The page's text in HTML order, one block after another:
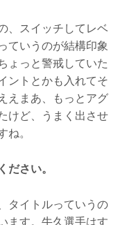
、スイッチしてレベ
ていうのが結構印象
ょっと警戒していた
ントとかも入れてそ
えまあ、もっとアグ
けど、うまく出させ
ね。
ださい。
タイトルっていうの
ます。牛久選手はす